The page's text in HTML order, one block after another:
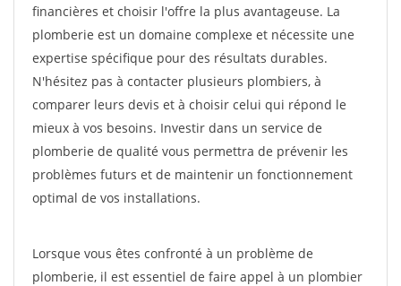
financières et choisir l'offre la plus avantageuse. La
plomberie est un domaine complexe et nécessite une
expertise spécifique pour des résultats durables.
N'hésitez pas à contacter plusieurs plombiers, à
comparer leurs devis et à choisir celui qui répond le
mieux à vos besoins. Investir dans un service de
plomberie de qualité vous permettra de prévenir les
problèmes futurs et de maintenir un fonctionnement
optimal de vos installations.
Lorsque vous êtes confronté à un problème de
plomberie, il est essentiel de faire appel à un plombier